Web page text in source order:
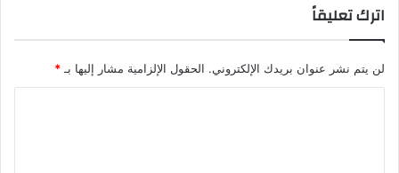
اترك تعليقاً
لن يتم نشر عنوان بريدك الإلكتروني. الحقول الإلزامية مشار إليها بـ *